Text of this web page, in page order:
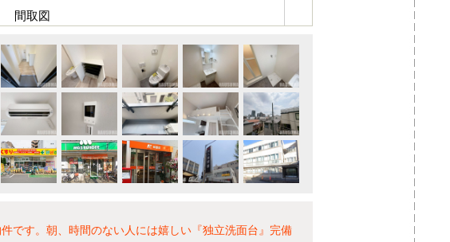
間取図
です。朝、時間のない人には嬉しい『独立洗面台』完備